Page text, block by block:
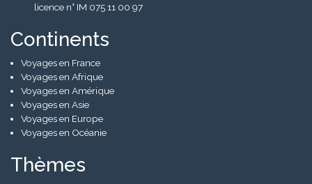
licence n° IM 075 11 00 97
Continents
Voyages en France
Voyages en Afrique
Voyages en Amérique
Voyages en Asie
Voyages en Europe
Voyages en Océanie
Thèmes